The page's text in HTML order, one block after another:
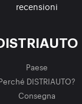
recensioni
Paese
DISTRIAUTO?
Consegna